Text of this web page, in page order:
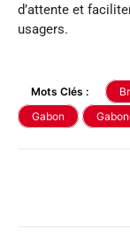
d’attente et
usagers.
Mots Clés :
Gabon